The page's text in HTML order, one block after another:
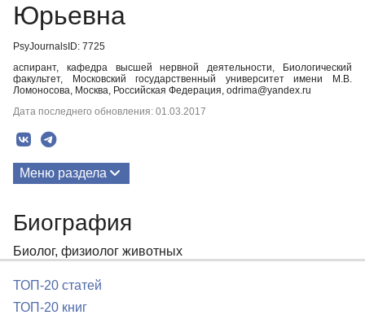
Юрьевна
PsyJournalsID: 7725
аспирант, кафедра высшей нервной деятельности, Биологический
факультет, Московский государственный университет имени М.В.
Ломоносова, Москва, Российская Федерация, odrima@yandex.ru
Дата последнего обновления: 01.03.2017
Меню раздела
Биография
Биография
Биолог, физиолог животных
ТОП-20 статей
ТОП-20 книг